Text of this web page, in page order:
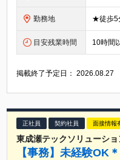
勤務地
目安残業時間 10時間
掲載終了予定日：2026.08.27
正社員 契約社員 面接情報
東成瀬テックソリューシ
【事務】未経験OK